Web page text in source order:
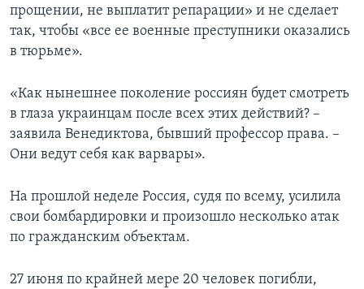
прощении, не выплатит репарации» и не сделает
так, чтобы «все ее военные преступники оказались
в тюрьме».
«Как нынешнее поколение россиян будет смотреть
в глаза украинцам после всех этих действий? –
заявила Венедиктова, бывший профессор права. –
Они ведут себя как варвары».
На прошлой неделе Россия, судя по всему, усилила
свои бомбардировки и произошло несколько атак
по гражданским объектам.
27 июня по крайней мере 20 человек погибли,